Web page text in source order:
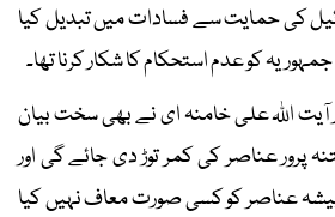
کی حمایت سے فسادات میں تبدیل کیا
کو عدم استحکام کا شکار کرنا تھا۔
آیت اللہ علی خامنہ ای نے بھی سخت بیان
پرور عناصر کی کمر توڑ دی جائے گی اور
عناصر کو کسی صورت معاف نہیں کیا